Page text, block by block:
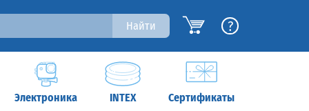
Найти ?
Электроника INTEX Сертификаты